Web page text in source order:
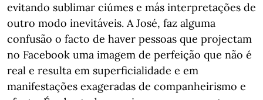
evitando sublimar ciúmes e más interpretações de
outro modo inevitáveis. A José, faz alguma
confusão o facto de haver pessoas que projectam
no Facebook uma imagem de perfeição que não é
real e resulta em superficialidade e em
manifestações exageradas de companheirismo e